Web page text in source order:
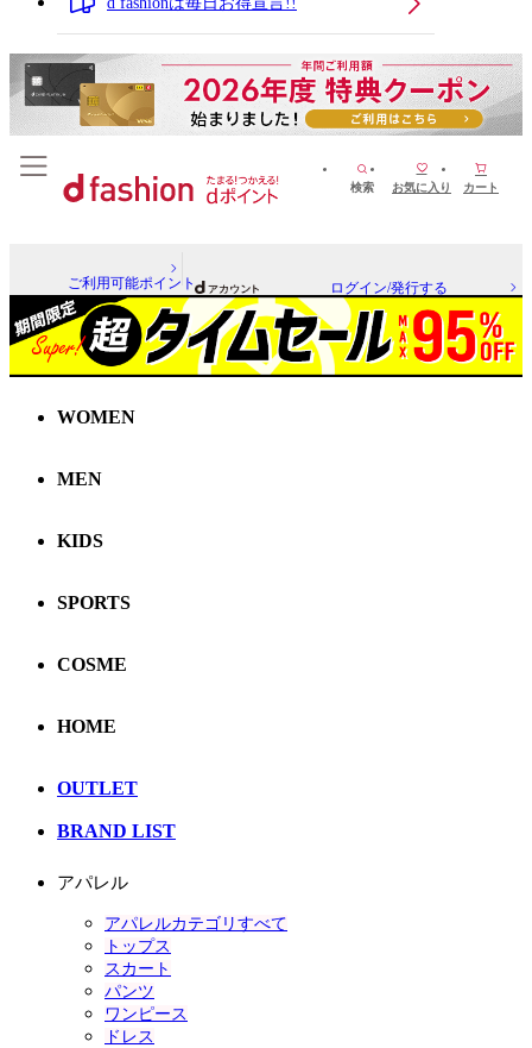
検索 お気に入り カート
ご利用可能ポイント ログイン/発行する
WOMEN
MEN
KIDS
SPORTS
COSME
HOME
OUTLET
BRAND LIST
アパレル
アパレルカテゴリすべて
トップス
スカート
パンツ
ワンピース
ドレス